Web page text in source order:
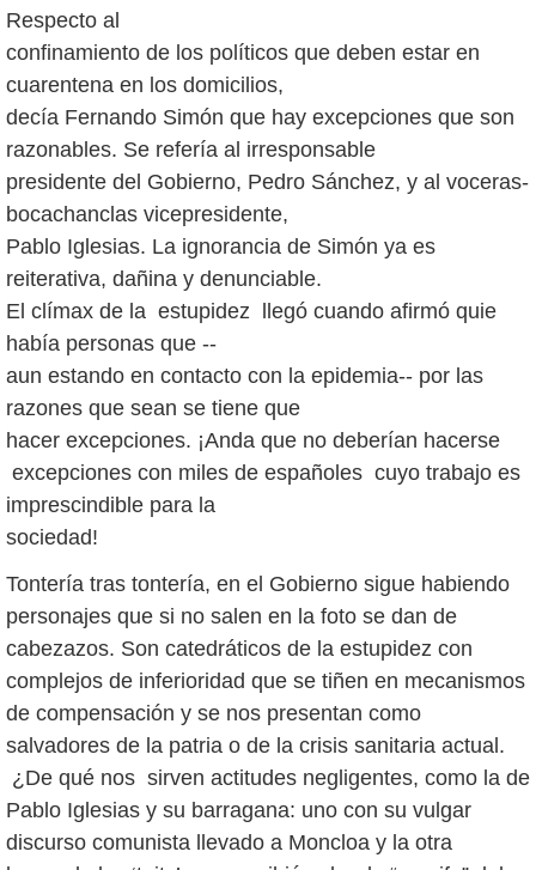
Respecto al
confinamiento de los políticos que deben estar en
cuarentena en los domicilios,
decía Fernando Simón que hay excepciones que son
razonables. Se refería al irresponsable
presidente del Gobierno, Pedro Sánchez, y al voceras-
bocachanclas vicepresidente,
Pablo Iglesias. La ignorancia de Simón ya es
reiterativa, dañina y denunciable.
El clímax de la estupidez llegó cuando afirmó quie
había personas que --
aun estando en contacto con la epidemia-- por las
razones que sean se tiene que
hacer excepciones. ¡Anda que no deberían hacerse
excepciones con miles de españoles cuyo trabajo es
imprescindible para la
sociedad!
Tontería tras tontería, en el Gobierno sigue habiendo
personajes que si no salen en la foto se dan de
cabezazos. Son catedráticos de la estupidez con
complejos de inferioridad que se tiñen en mecanismos
de compensación y se nos presentan como
salvadores de la patria o de la crisis sanitaria actual.
¿De qué nos sirven actitudes negligentes, como la de
Pablo Iglesias y su barragana: uno con su vulgar
discurso comunista llevado a Moncloa y la otra